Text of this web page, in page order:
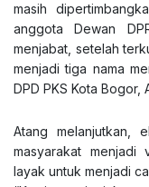
masih
anggota Dewan
menjabat, setelah
menjadi tiga nama
DPD PKS Kota Bogor,
Atang melanjutkan,
masyarakat menjadi
layak untuk menjadi